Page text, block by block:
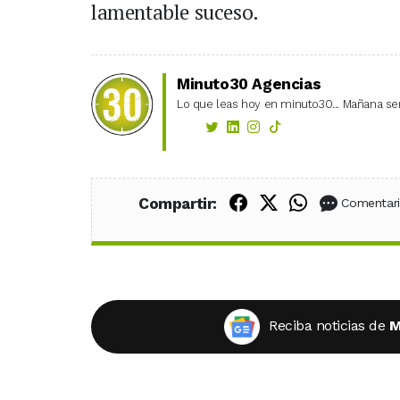
lamentable suceso.
Minuto30 Agencias
Lo que leas hoy en minuto30... Mañana
Compartir: Compartir en
Compartir en
Compartir
Reciba noticias de